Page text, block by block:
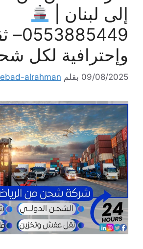
إلى لبنان |
وإحترافية لكل
09/08/2025 بقلم ebad-alrahman